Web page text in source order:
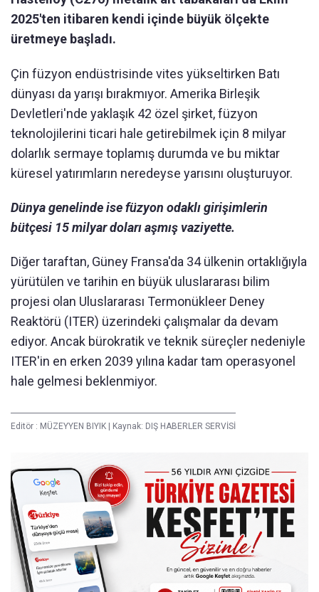
2025'ten itibaren kendi içinde büyük ölçekte
üretmeye başladı.
Çin füzyon endüstrisinde vites yükseltirken Batı
dünyası da yarışı bırakmıyor. Amerika Birleşik
Devletleri'nde yaklaşık 42 özel şirket, füzyon
teknolojilerini ticari hale getirebilmek için 8 milyar
dolarlık sermaye toplamış durumda ve bu miktar
küresel yatırımların neredeyse yarısını oluşturuyor.
Dünya genelinde ise füzyon odaklı girişimlerin
bütçesi 15 milyar doları aşmış vaziyette.
Diğer taraftan, Güney Fransa'da 34 ülkenin ortaklığıyla
yürütülen ve tarihin en büyük uluslararası bilim
projesi olan Uluslararası Termonükleer Deney
Reaktörü (ITER) üzerindeki çalışmalar da devam
ediyor. Ancak bürokratik ve teknik süreçler nedeniyle
ITER'in en erken 2039 yılına kadar tam operasyonel
hale gelmesi beklenmiyor.
Editör : MÜZEYYEN BIYIK | Kaynak: DIŞ HABERLER SERVİSİ